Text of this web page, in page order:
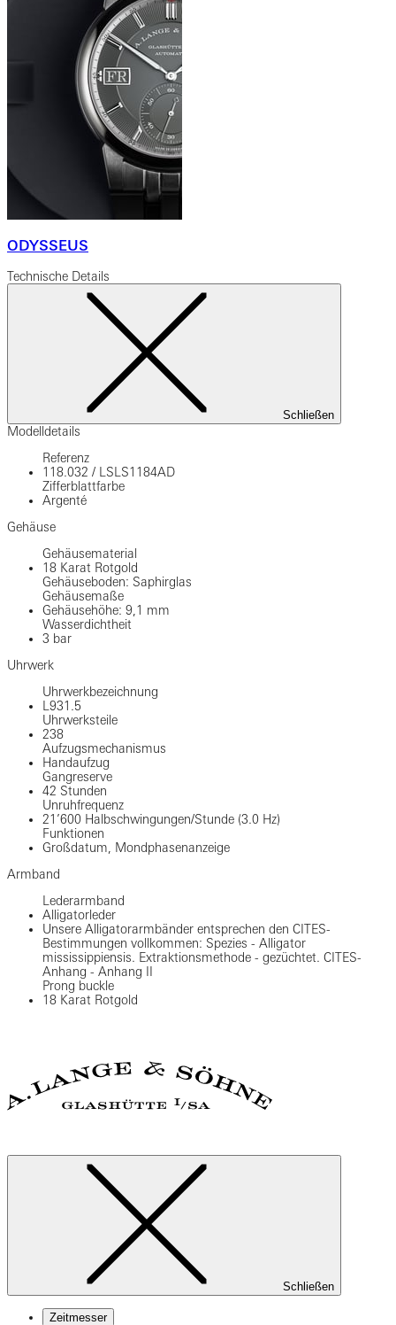
ODYSSEUS
Technische Details
Schließen
Modelldetails
Referenz
118.032 / LSLS1184AD
Zifferblattfarbe
Argenté
Gehäuse
Gehäusematerial
18 Karat Rotgold
Gehäuseboden: Saphirglas
Gehäusemaße
Gehäusehöhe: 9,1 mm
Wasserdichtheit
3 bar
Uhrwerk
Uhrwerkbezeichnung
L931.5
Uhrwerksteile
238
Aufzugsmechanismus
Handaufzug
Gangreserve
42 Stunden
Unruhfrequenz
21’600 Halbschwingungen/Stunde (3.0 Hz)
Funktionen
Großdatum, Mondphasenanzeige
Armband
Lederarmband
Alligatorleder
Unsere Alligatorarmbänder entsprechen den CITES-
Bestimmungen vollkommen: Spezies - Alligator
mississippiensis. Extraktionsmethode - gezüchtet. CITES-
Anhang - Anhang II
Prong buckle
18 Karat Rotgold
Schließen
Zeitmesser